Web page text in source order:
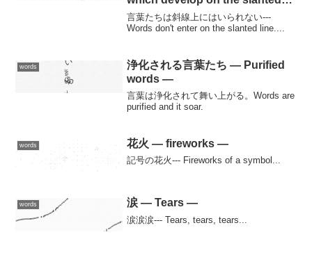
line —
言葉たちは斜線上にはいられない---
Words don't enter on the slanted line....
words
浄化される言葉たち — Purified
words —
言葉は浄化されて舞い上がる。Words are
purified and it soar.
words 花火 — fireworks —
記号の花火--- Fireworks of a symbol...
words 涙 — Tears —
涙涙涙--- Tears, tears, tears...